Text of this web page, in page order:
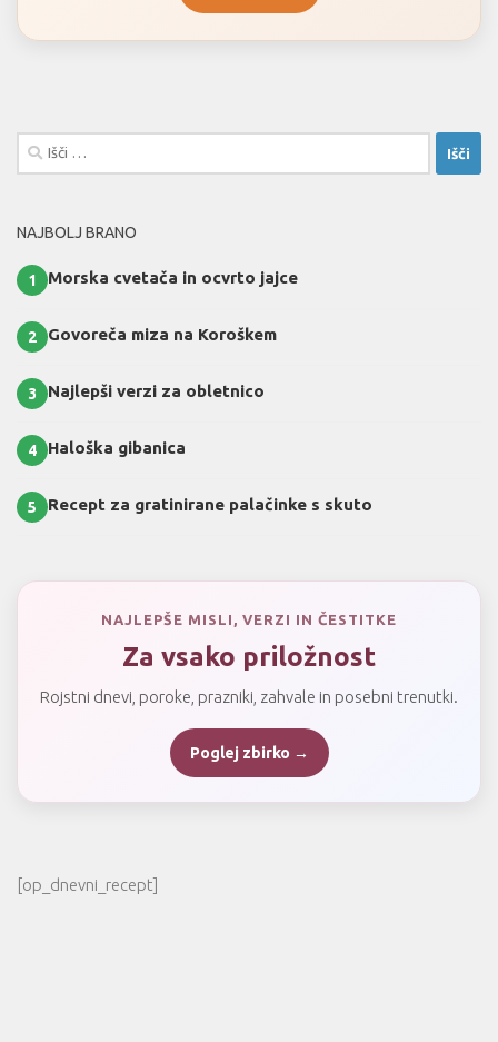
Išči:
NAJBOLJ BRANO
1 Morska cvetača in ocvrto jajce
2 Govoreča miza na Koroškem
3 Najlepši verzi za obletnico
4 Haloška gibanica
5 Recept za gratinirane palačinke s skuto
NAJLEPŠE MISLI, VERZI IN ČESTITKE
Za vsako priložnost
Rojstni dnevi, poroke, prazniki, zahvale in posebni trenutki.
Poglej zbirko →
[op_dnevni_recept]